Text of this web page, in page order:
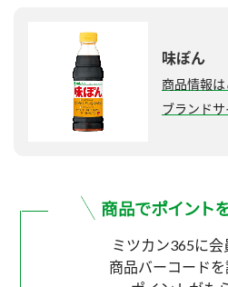
味ぽん
商品情報は
ブランド
ミツカン365に会
商品バーコード